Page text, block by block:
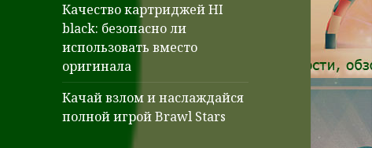
Качество картриджей HI
black: безопасно ли
использовать вместо
оригинала
Качай взлом и наслаждайся
полной игрой Brawl Stars